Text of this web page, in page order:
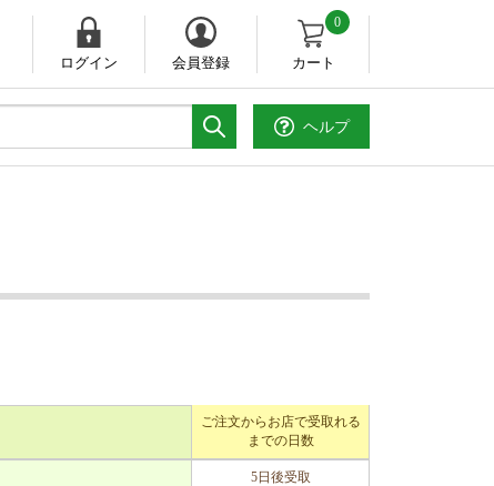
ログイン 会員登録 カート
0
ヘルプ
ご注文からお店で受取れる
までの日数
5日後受取